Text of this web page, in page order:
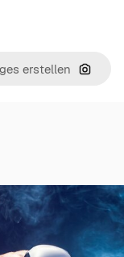
Nach